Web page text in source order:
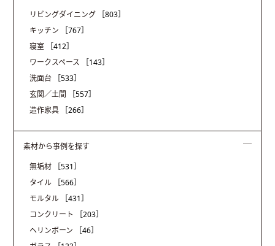
リビングダイニング
［803］
キッチン
［767］
寝室
［412］
ワークスペース
［143］
洗面台
［533］
玄関／土間
［557］
造作家具
［266］
素材から事例を探す
無垢材
［531］
タイル
［566］
モルタル
［431］
コンクリート
［203］
ヘリンボーン
［46］